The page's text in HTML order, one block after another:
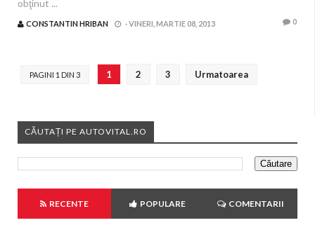
obţinut ...
CONSTANTIN HRIBAN -VINERI, MARTIE 08, 2013 0
PAGINI 1 DIN 3 1 2 3 Urmatoarea
CĂUTAȚI PE AUTOVITAL.RO
RECENTE POPULARE COMENTARII